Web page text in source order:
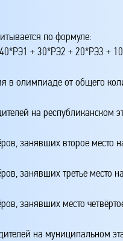
по формуле:
+ 30*РЭ2 + 20*РЭ3 +
в олимпиаде от общего
на республиканском
занявших второе место
занявших третье место
занявших место
на муниципальном